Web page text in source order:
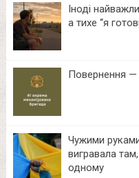
Іноді
а тихе “я
Повернення —
Чужими
вигравала
одному